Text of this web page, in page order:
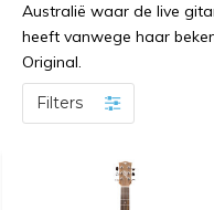
Australië waar de live
heeft vanwege haar
Original.
Filters